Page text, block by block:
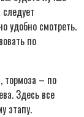
удобно смотреть.
по
тормоза – по
Здесь все
этапу.